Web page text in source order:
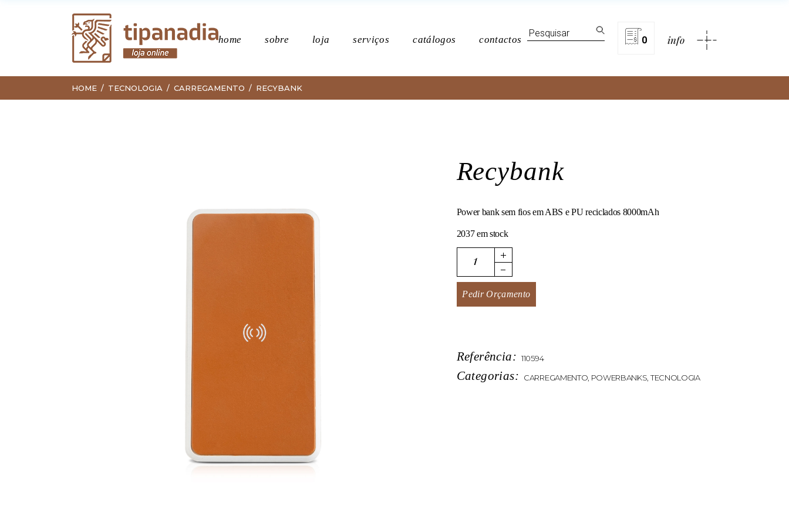
home sobre loja serviços catálogos contactos
Search
for:
0 info
Política de privacidade
HOME TECNOLOGIA CARREGAMENTO RECYBANK
Recybank
Power bank sem fios em ABS e PU reciclados 8000mAh
2037 em stock
Recybank quantity
Pedir Orçamento
Referência: 110594
Categorias: CARREGAMENTO POWERBANKS ,TECNOLOGIA